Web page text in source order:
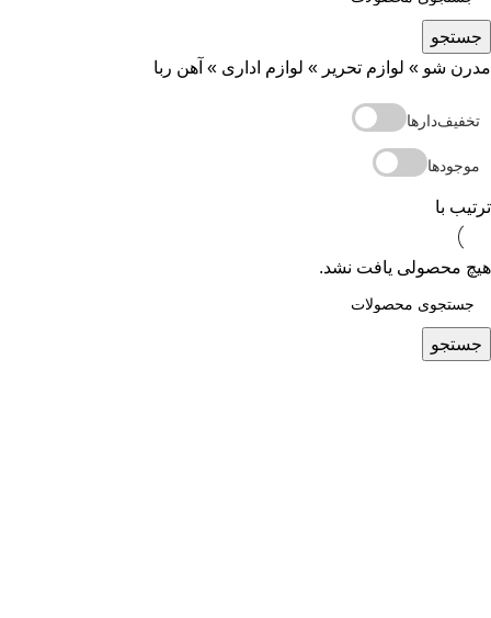
جستجو
مدرن شو » لوازم تحریر » لوازم اداری » آهن ربا
تخفیف‌دارها
موجودها
ترتیب با
هیچ محصولی یافت نشد.
جستجو